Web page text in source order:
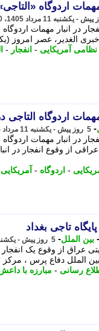
مهمات اردوگاه
در انبار مهمات
الغدیر، عصر امروز
نظامی آمریکایی - انفجار -
اردوگاه التاجی در عراق
- 5 روز پیش - یکشنبه 11 مرداد 1405، 18:22
در انبار مهمات
عراقی از وقوع انفجار در
- اردوگاه - آمریکایی
تاجی بغداد
- بین الملل- 5 روز پیش - یکشنبه 11 مرداد 1405، 18:10
عراق از وقوع یک
الملل دفاع پرس ، مرکز
رسانی - مبارزه با